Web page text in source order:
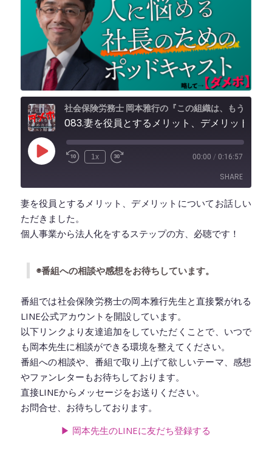
083.妻を役員とするメリット、デメリットは？
Play
Episode
1x 00:00 / 0:16:57
SHARE
SHARE
LINK
EMBED
妻を役員とするメリット、デメリットについてお話しい
ただきました。
個人事業から法人化をするステップの方、必聴です！
◉番組への相談や感想をお待ちしています。
番組では社会保険労務士の岡本雅行先生と直接繋がれる
LINE公式アカウントを開設しています。
以下リンクより友達追加をしていただくことで、いつで
も岡本先生に相談ができる環境を整えてください。
番組への相談や、番組で取り上げて欲しいテーマ、感想
やファンレターもお待ちしております。
直接LINEからメッセージをお送りください。
お問合せ、お待ちしております。
▶︎ 岡本先生のLINEに友だち登録する